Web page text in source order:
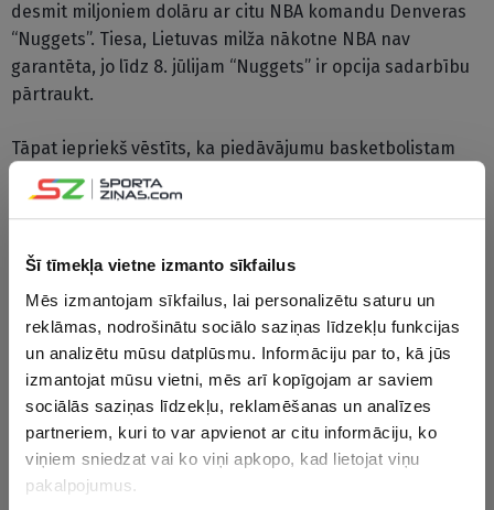
Šī tīmekļa vietne izmanto sīkfailus
Mēs izmantojam sīkfailus, lai personalizētu saturu un
reklāmas, nodrošinātu sociālo saziņas līdzekļu funkcijas
un analizētu mūsu datplūsmu. Informāciju par to, kā jūs
izmantojat mūsu vietni, mēs arī kopīgojam ar saviem
sociālās saziņas līdzekļu, reklamēšanas un analīzes
partneriem, kuri to var apvienot ar citu informāciju, ko
viņiem sniedzat vai ko viņi apkopo, kad lietojat viņu
pakalpojumus.
desmit miljoniem dolāru ar citu NBA komandu Denveras
“Nuggets”. Tiesa, Lietuvas milža nākotne NBA nav
garantēta, jo līdz 8. jūlijam “Nuggets” ir opcija sadarbību
pārtraukt.
Tāpat iepriekš vēstīts, ka piedāvājumu basketbolistam
izteikusi arī Kauņas “Žalgiris”, piedāvājot viņam divu gadu
līgumu ar iespēju turpināt sadarbību, paredzot, ka
CITAS ZIŅAS NO ŠĪS KATEGORIJAS
“Ir milzīga atšķirība
starp indieti, kuram